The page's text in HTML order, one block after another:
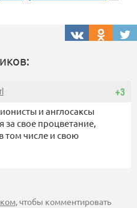
+3
и англосаксы
за свое процветание,
том числе и свою
, чтобы комментировать